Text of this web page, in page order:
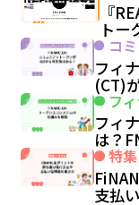
『
トー
コ
フィ
(CT)
フ
フィ
は？
特
支払